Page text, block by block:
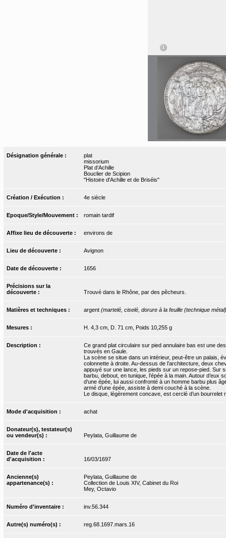
Désignation générale :
plat
missorium
Plat d’Achille
Bouclier de Scipion
"Histoire d'Achille et de Briséis"
Création / Exécution : 4e siècle
Epoque/Style/Mouvement : romain tardif
Affixe lieu de découverte : environs de
Lieu de découverte : Avignon
Date de découverte : 1656
Précisions sur la
découverte :
Trouvé dans le Rhône, par des pêcheurs.
Matières et techniques : argent (martelé, ciselé, dorure à la feuille (technique
Mesures : H. 4,3 cm, D. 71 cm, Poids 10,255 g
Description :
Ce grand plat circulaire sur pied annulaire bas est une
trouvés en Gaule.
La scène se situe dans un intérieur, peut-être un palais,
colonnette à droite. Au-dessus de l’architecture, deux
appuyé sur une lance, les pieds sur un repose-pied. Sur
barbu, debout, en tunique, l’épée à la main. Autour
d’une épée, lui aussi confronté à un homme barbu plus
armé d’une épée, assiste à demi couché à la scène.
Le disque, légèrement concave, est cerclé d’un
Mode d'acquisition : achat
Donateur(s), testateur(s)
ou vendeur(s) :
Peylata, Guillaume de
Date de l'acte
d'acquisition :
16/03/1697
Ancienne(s)
appartenance(s) :
Peylata, Guillaume de
Collection de Louis XIV, Cabinet du Roi
Mey, Octavio
Numéro d'inventaire : inv.56.344
Autre(s) numéro(s) : reg.68.1697.mars.16